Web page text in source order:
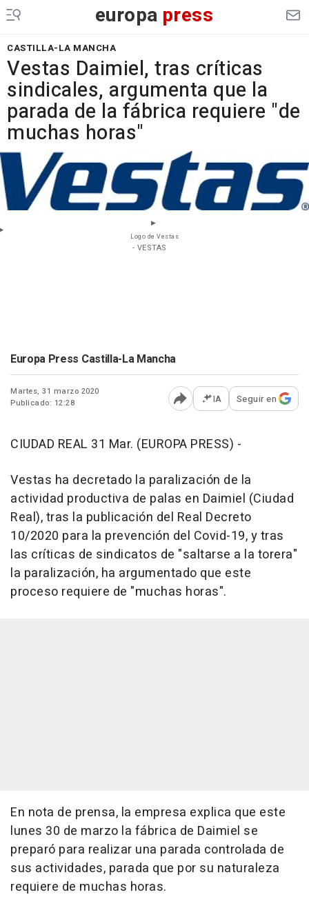
europa press
CASTILLA-LA MANCHA
Vestas Daimiel, tras críticas
sindicales, argumenta que la
parada de la fábrica requiere "de
muchas horas"
Logo de Vestas
- VESTAS
Europa Press Castilla-La Mancha
Martes, 31 marzo 2020
Publicado: 12:28
Abrir opciones para
IA Seguir en
CIUDAD REAL 31 Mar. (EUROPA PRESS) -
Vestas ha decretado la paralización de la
actividad productiva de palas en Daimiel (Ciudad
Real), tras la publicación del Real Decreto
10/2020 para la prevención del Covid-19, y tras
las críticas de sindicatos de "saltarse a la torera"
la paralización, ha argumentado que este
proceso requiere de "muchas horas".
En nota de prensa, la empresa explica que este
lunes 30 de marzo la fábrica de Daimiel se
preparó para realizar una parada controlada de
sus actividades, parada que por su naturaleza
requiere de muchas horas.